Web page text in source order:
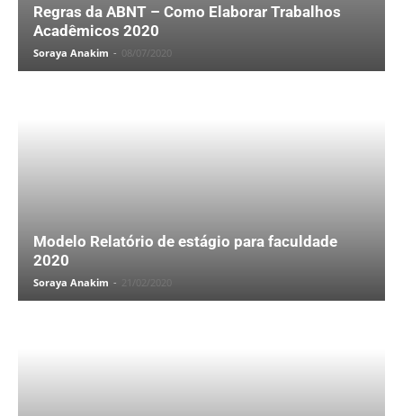
Regras da ABNT – Como Elaborar Trabalhos
Acadêmicos 2020
Soraya Anakim - 08/07/2020
Modelo Relatório de estágio para faculdade
2020
Soraya Anakim -